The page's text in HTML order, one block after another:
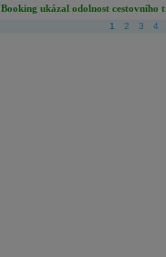
Booking ukázal odolnost cestovního
1 2 3 4